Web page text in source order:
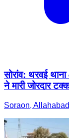
सोरांव: थरवई
ने मारी जोरदार
Soraon,